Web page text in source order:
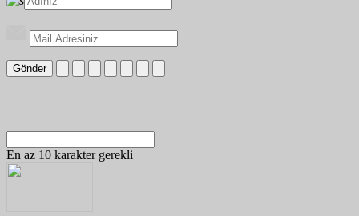
Gönder
En az 10 karakter gerekli